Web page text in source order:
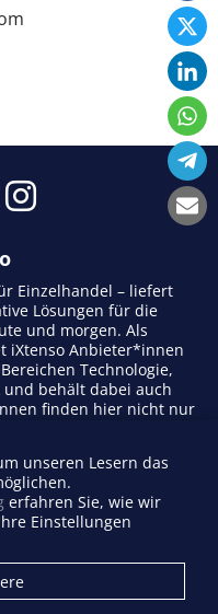
Einzelhandel – liefert
Lösungen für die
und morgen. Als
iXtenso Anbieter*innen
Technologie,
behält dabei auch
finden hier nicht nur
Content fördert das
der Retail-Community.
Alltagstipps – iXtenso
zugänglich.
unseren Lesern das
erfahren Sie, wie wir
Einstellungen